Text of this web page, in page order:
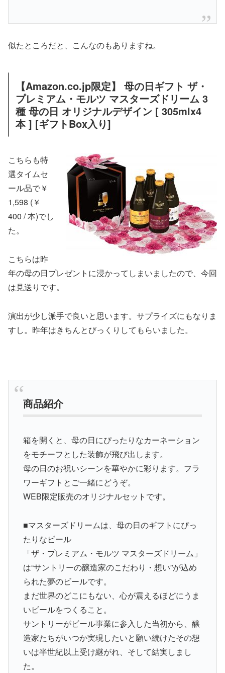
似たところだと、こんなのもありますね。
【Amazon.co.jp限定】 母の日ギフト ザ・
プレミアム・モルツ マスターズドリーム 3
種 母の日 オリジナルデザイン [ 305mlx4
本 ] [ギフトBox入り]
こちらも特
選タイムセ
ール品で￥
1,598 (￥
400 / 本)でし
た。
こちらは昨
年の母の日プレゼントに浸かってしまいましたので、今回
は見送りです。
演出が少し派手で良いと思います。サプライズにもなりま
すし。昨年はきちんとびっくりしてもらいました。
商品紹介
箱を開くと、母の日にぴったりなカーネーション
をモチーフとした装飾が飛び出します。
母の日のお祝いシーンを華やかに彩ります。フラ
ワーギフトとご一緒にどうぞ。
WEB限定販売のオリジナルセットです。
■マスターズドリームは、母の日のギフトにぴっ
たりなビール
「ザ・プレミアム・モルツ マスターズドリーム」
は“サントリーの醸造家のこだわり・想い”が込め
られた夢のビールです。
まだ世界のどこにもない、心が震えるほどにうま
いビールをつくること。
サントリーがビール事業に参入した当初から、醸
造家たちがいつか実現したいと願い続けたその想
いは半世紀以上受け継がれ、そして結実しまし
た。